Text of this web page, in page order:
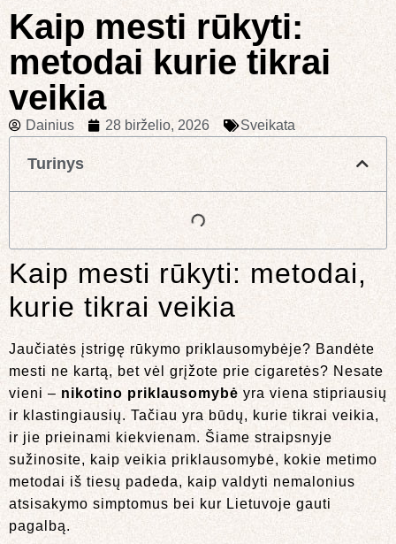
Kaip mesti rūkyti:
metodai kurie tikrai
veikia
Dainius 28 birželio, 2026 Sveikata
Turinys
Kaip mesti rūkyti: metodai,
kurie tikrai veikia
Jaučiatės įstrigę rūkymo priklausomybėje? Bandėte
mesti ne kartą, bet vėl grįžote prie cigaretės? Nesate
vieni – nikotino priklausomybė yra viena stipriausių
ir klastingiausių. Tačiau yra būdų, kurie tikrai veikia,
ir jie prieinami kiekvienam. Šiame straipsnyje
sužinosite, kaip veikia priklausomybė, kokie metimo
metodai iš tiesų padeda, kaip valdyti nemalonius
atsisakymo simptomus bei kur Lietuvoje gauti
pagalbą.